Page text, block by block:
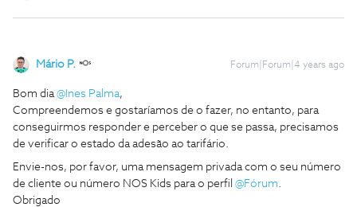
Mário P. Forum|Forum|4 years ago
Bom dia@Ines Palma,
Compreendemos e gostaríamos de o fazer, no entanto, para
conseguirmos responder e perceber o que se passa, precisamos
de verificar o estado da adesão ao tarifário.
Envie-nos, por favor, uma mensagem privada com o seu número
de cliente ou número NOS Kids para o perfil @Fórum.
Obrigado